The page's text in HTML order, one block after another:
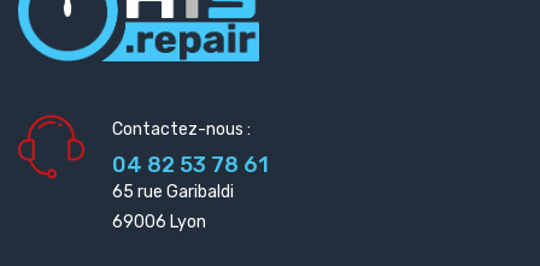
Contactez-nous :
04 82 53 78 61
65 rue Garibaldi
69006 Lyon